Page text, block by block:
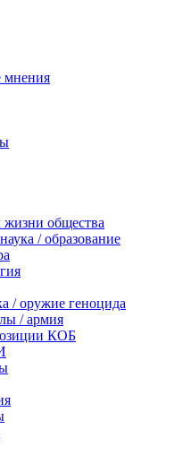
мнения
общества
/ образование
/ оружие геноцида
/ армия
КОБ